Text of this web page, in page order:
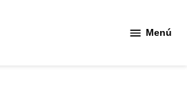
Menú